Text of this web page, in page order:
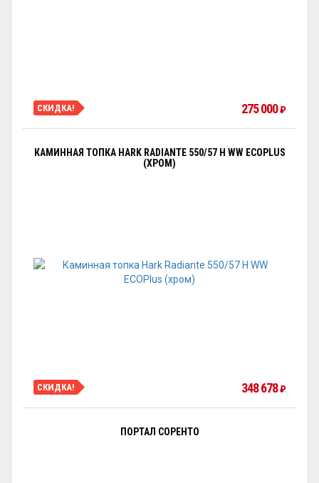
СКИДКА! 275 000₽
КАМИННАЯ ТОПКА HARK RADIANTE 550/57 H WW ECOPLUS
(ХРОМ)
СКИДКА! 348 678₽
ПОРТАЛ СОРЕНТО